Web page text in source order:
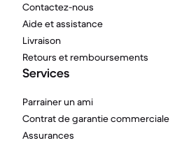
Contactez-nous
Aide et assistance
Livraison
Retours et remboursements
Services
Parrainer un ami
Contrat de garantie commerciale
Assurances